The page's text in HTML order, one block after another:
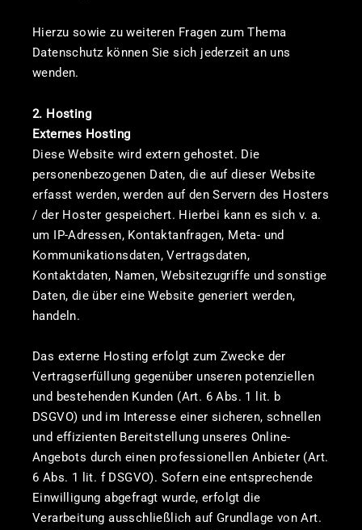
Hierzu sowie zu weiteren Fragen zum Thema
Datenschutz können Sie sich jederzeit an uns
wenden.
2. Hosting
Externes Hosting
Diese Website wird extern gehostet. Die
personenbezogenen Daten, die auf dieser Website
erfasst werden, werden auf den Servern des Hosters
/ der Hoster gespeichert. Hierbei kann es sich v. a.
um IP-Adressen, Kontaktanfragen, Meta- und
Kommunikationsdaten, Vertragsdaten,
Kontaktdaten, Namen, Websitezugriffe und sonstige
Daten, die über eine Website generiert werden,
handeln.
Das externe Hosting erfolgt zum Zwecke der
Vertragserfüllung gegenüber unseren potenziellen
und bestehenden Kunden (Art. 6 Abs. 1 lit. b
DSGVO) und im Interesse einer sicheren, schnellen
und effizienten Bereitstellung unseres Online-
Angebots durch einen professionellen Anbieter (Art.
6 Abs. 1 lit. f DSGVO). Sofern eine entsprechende
Einwilligung abgefragt wurde, erfolgt die
Verarbeitung ausschließlich auf Grundlage von Art.